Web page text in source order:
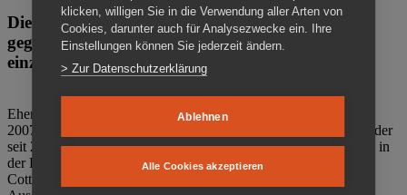
Die Gedenkstätte Zuchthaus Cottbus ist ein Ort
gegen das Vergessen. Anschaulich, nah und
einzigartig.
Ehemalige politische Häftlinge der DDR gründeten im Oktober
2007 den Verein Menschenrechtszentrum Cottbus e. V. (MRZ), der
seit 2011 Eigentümer des ehemaligen Gefängnisses (1860-2002) in
der Bautzener Straße und Träger der Gedenkstätte Zuchthaus
Cottbus ist. Im Zentrum der Arbeit der Gedenkstätte steht die
klicken, willigen Sie in die Verwendung aller Arten von
Cookies, darunter auch für Analysezwecke ein. Ihre
Einstellungen können Sie jederzeit ändern.
> Zur Datenschutzerklärung
Ablehnen
Alle Cookies akzeptieren